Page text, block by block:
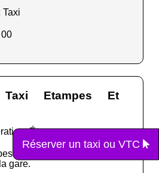
Taxi
Etampes Et
Étampes
Et Essonne est situé à
gare.
Réserver un taxi ou VTC